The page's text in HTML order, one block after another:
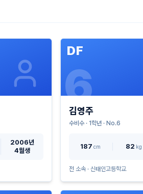
2006년
4월생
DF
6
김영주
수비수· 1학년 · No.6
187 cm 82 kg
전 소속 · 신태인고등학교